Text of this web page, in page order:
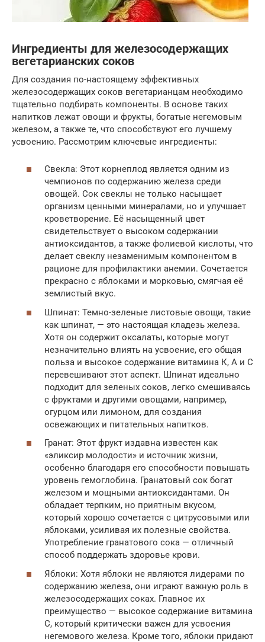
Ингредиенты для железосодержащих
вегетарианских соков
Для создания по-настоящему эффективных
железосодержащих соков вегетарианцам необходимо
тщательно подбирать компоненты. В основе таких
напитков лежат овощи и фрукты, богатые негемовым
железом, а также те, что способствуют его лучшему
усвоению. Рассмотрим ключевые ингредиенты:
Свекла: Этот корнеплод является одним из
чемпионов по содержанию железа среди
овощей. Сок свеклы не только насыщает
организм ценными минералами, но и улучшает
кроветворение. Её насыщенный цвет
свидетельствует о высоком содержании
антиоксидантов, а также фолиевой кислоты, что
делает свеклу незаменимым компонентом в
рационе для профилактики анемии. Сочетается
прекрасно с яблоками и морковью, смягчая её
землистый вкус.
Шпинат: Темно-зеленые листовые овощи, такие
как шпинат, — это настоящая кладезь железа.
Хотя он содержит оксалаты, которые могут
незначительно влиять на усвоение, его общая
польза и высокое содержание витамина К, А и С
перевешивают этот аспект. Шпинат идеально
подходит для зеленых соков, легко смешиваясь
с фруктами и другими овощами, например,
огурцом или лимоном, для создания
освежающих и питательных напитков.
Гранат: Этот фрукт издавна известен как
«эликсир молодости» и источник жизни,
особенно благодаря его способности повышать
уровень гемоглобина. Гранатовый сок богат
железом и мощными антиоксидантами. Он
обладает терпким, но приятным вкусом,
который хорошо сочетается с цитрусовыми или
яблоками, усиливая их полезные свойства.
Употребление гранатового сока — отличный
способ поддержать здоровье крови.
Яблоки: Хотя яблоки не являются лидерами по
содержанию железа, они играют важную роль в
железосодержащих соках. Главное их
преимущество — высокое содержание витамина
С, который критически важен для усвоения
негемового железа. Кроме того, яблоки придают